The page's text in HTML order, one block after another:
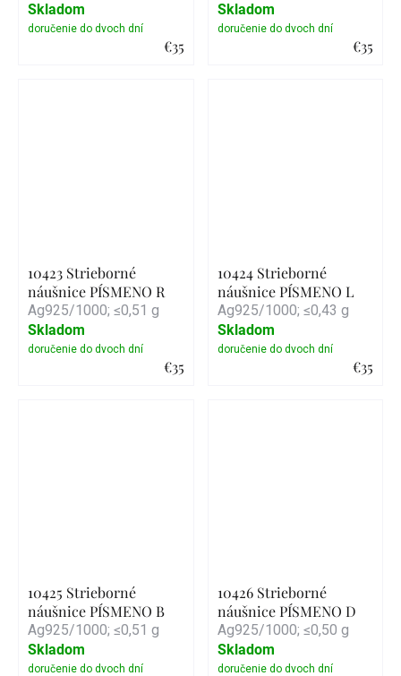
€35
Skladom
€35
Skladom
10423 Strieborné
náušnice PÍSMENO R
Ag925/1000; ≤0,51 g
€35
Skladom
10424 Strieborné
náušnice PÍSMENO L
Ag925/1000; ≤0,43 g
€35
Skladom
10425 Strieborné
náušnice PÍSMENO B
Ag925/1000; ≤0,51 g
Skladom
10426 Strieborné
náušnice PÍSMENO D
Ag925/1000; ≤0,50 g
Skladom